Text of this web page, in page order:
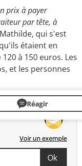
prix à payer
par tête, à
qui s'est
étaient en
à 150 euros. Les
et les personnes
Réagir
Voir un exemple